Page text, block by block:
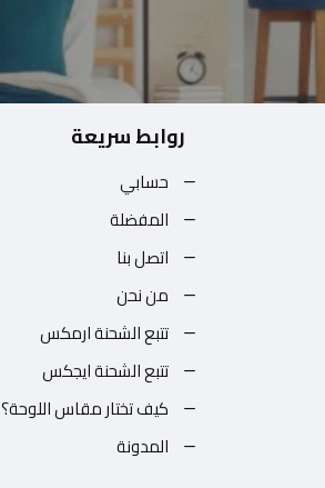
روابط سريعة
حسابي
المفضلة
اتصل بنا
من نحن
تتبع الشحنة ارمكس
تتبع الشحنة ايجكس
كيف تختار مقاس اللوحة؟
المدونة